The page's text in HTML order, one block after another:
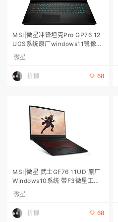
MSI|微星冲锋坦克Pro GP76 12
UGS系统原厂windows11镜像带
F3一键恢复 微星原厂系统下载；
微星系统恢复出厂
微星
折柳 68
MSI|微星 武士GF76 11UD 原厂
Windows10系统 带F3微星工厂
恢复功能|微星原厂系统下载|微星
系统恢复出厂
微星
折柳 68